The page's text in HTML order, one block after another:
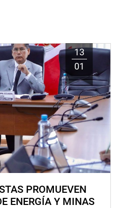
13
01
PROMUEVEN
ENERGÍA Y MINAS